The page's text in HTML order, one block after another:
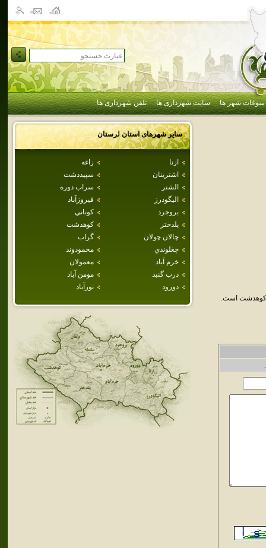
سوغات شهر ها سایت شهرداری ها تلفن شهرداری ها
سایر شهرهای استانلرستان
ازنا
زاغه
اشترينان
سپيددشت
الشتر
سراب دوره
اليگودرز
فيروزآباد
بروجرد
كوناني
پلدختر
كوهدشت
چالان چولان
گراب
چغلوندي
محمودوند
خرم آباد
معمولان
درب گنبد
مومن آباد
دورود
نورآباد
کوهدشت است.